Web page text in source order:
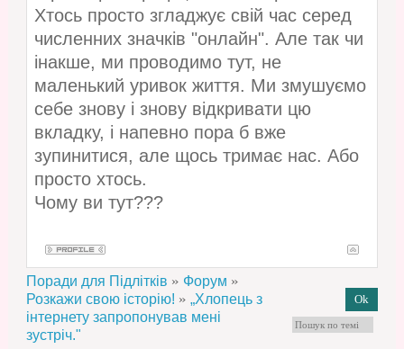
Хтось просто згладжує свій час серед
численних значків "онлайн". Але так чи
інакше, ми проводимо тут, не
маленький уривок життя. Ми змушуємо
себе знову і знову відкривати цю
вкладку, і напевно пора б вже
зупинитися, але щось тримає нас. Або
просто хтось.
Чому ви тут???
Поради для Підлітків » Форум »
Розкажи свою історію! » „Хлопець з
інтернету запропонував мені
зустріч."